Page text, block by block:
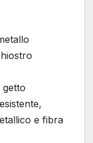
getto
e fibra